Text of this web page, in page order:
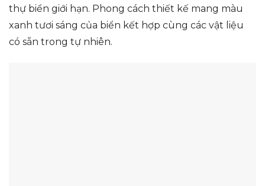
thự biển giới hạn. Phong cách thiết kế mang màu
xanh tươi sáng của biển kết hợp cùng các vật liệu
có sẵn trong tự nhiên.